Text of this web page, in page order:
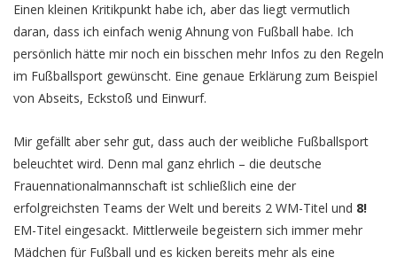
Einen kleinen Kritikpunkt habe ich, aber das liegt vermutlich
daran, dass ich einfach wenig Ahnung von Fußball habe. Ich
persönlich hätte mir noch ein bisschen mehr Infos zu den Regeln
im Fußballsport gewünscht. Eine genaue Erklärung zum Beispiel
von Abseits, Eckstoß und Einwurf.
Mir gefällt aber sehr gut, dass auch der weibliche Fußballsport
beleuchtet wird. Denn mal ganz ehrlich – die deutsche
Frauennationalmannschaft ist schließlich eine der
erfolgreichsten Teams der Welt und bereits 2 WM-Titel und 8!
EM-Titel eingesackt. Mittlerweile begeistern sich immer mehr
Mädchen für Fußball und es kicken bereits mehr als eine